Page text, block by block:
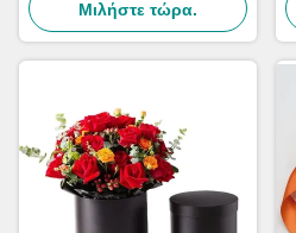
Ημέρα της Μητέρας
Μιλήστε τώρα.